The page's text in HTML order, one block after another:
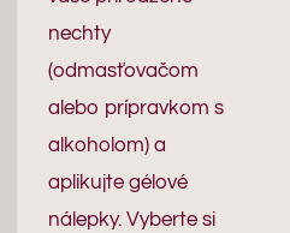
nechty
(odmasťovačom
alebo prípravkom s
alkoholom) a
aplikujte gélové
nálepky. Vyberte si